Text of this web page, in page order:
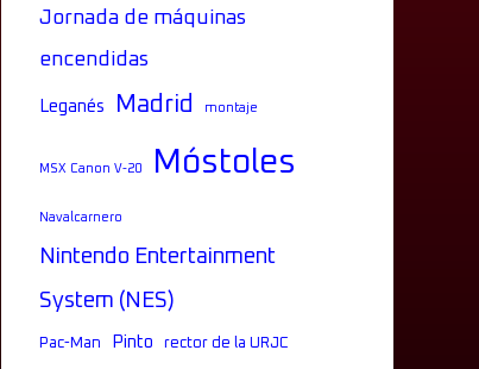
Jornada de máquinas
encendidas
Leganés Madrid montaje
MSX Canon V-20 Móstoles
Navalcarnero
Nintendo Entertainment
System (NES)
Pac-Man Pinto rector de la URJC